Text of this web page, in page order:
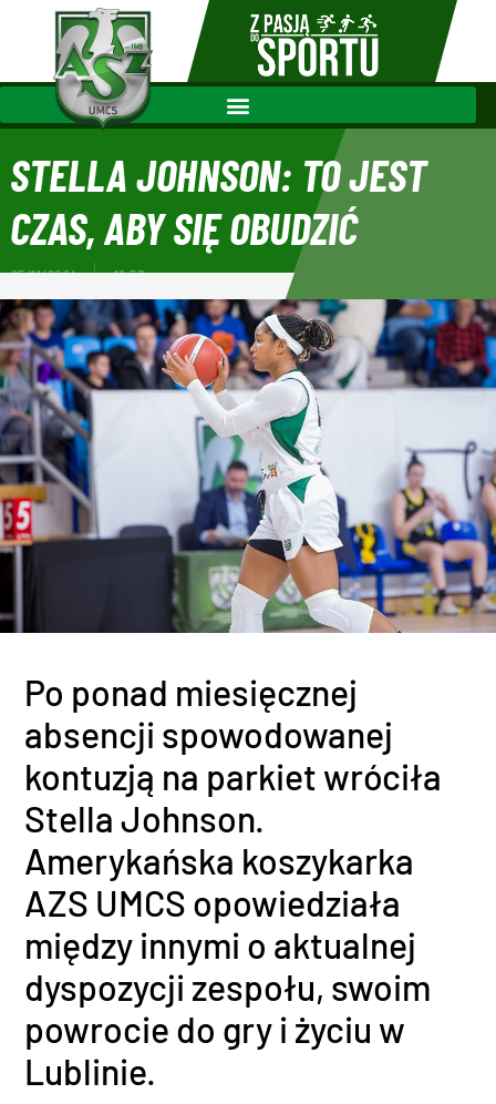
STELLA JOHNSON: TO JEST
CZAS, ABY SIĘ OBUDZIĆ
25/11/2024 19:53
Po ponad miesięcznej
absencji spowodowanej
kontuzją na parkiet wróciła
Stella Johnson.
Amerykańska koszykarka
AZS UMCS opowiedziała
między innymi o aktualnej
dyspozycji zespołu, swoim
powrocie do gry i życiu w
Lublinie.